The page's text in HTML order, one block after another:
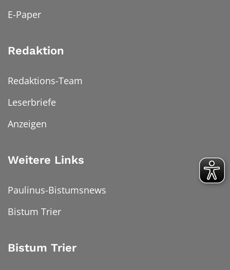
E-Paper
Redaktion
Redaktions-Team
Leserbriefe
Anzeigen
Weitere Links
Paulinus-Bistumsnews
Bistum Trier
Bistum Trier